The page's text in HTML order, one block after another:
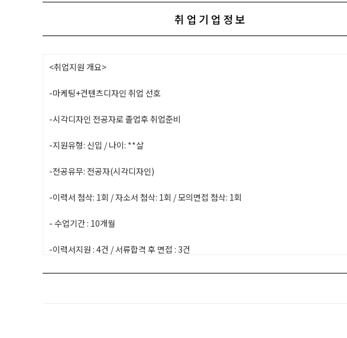
취업기업정보
<취업지원 개요>
-마케팅+컨텐츠디자인 취업 선호
-시각디자인 전공자로 졸업후 취업준비
-지원유형: 신입 / 나이: **살
-전공유무: 전공자(시각디자인)
-이력서 첨삭: 1회 / 자소서 첨삭: 1회 / 모의면접 첨삭: 1회
- 수업기간 : 10개월
-이력서지원 : 4건 / 서류합격 후 면접 : 3건
-취업회사 연봉:*,***원 / 취업회사 위치: 서울시 마포구